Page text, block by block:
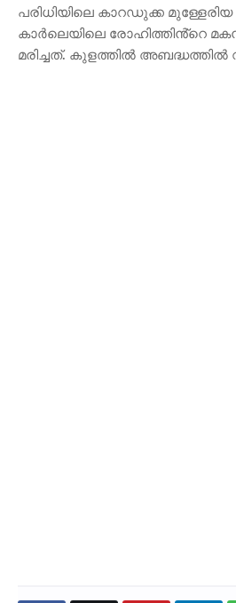
പരിധിയിലെ കാറഡുക്ക മുള്ളേരിയ
കാർലെയിലെ രോഹിത്തിൻ്റെ
മരിച്ചത്. കുളത്തിൽ അബദ്ധത്തിൽ